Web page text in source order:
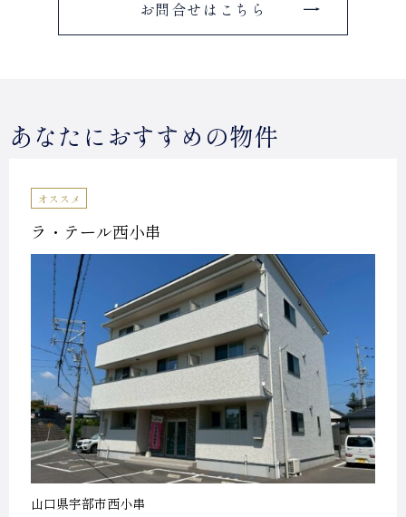
お問合せはこちら
あなたにおすすめの物件
オススメ
ラ・テール西小串
山口県宇部市西小串